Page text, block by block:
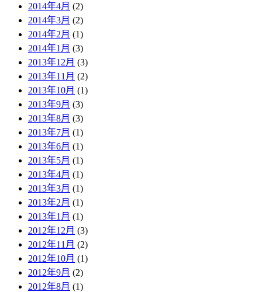
2014年4月 (2)
2014年3月 (2)
2014年2月 (1)
2014年1月 (3)
2013年12月 (3)
2013年11月 (2)
2013年10月 (1)
2013年9月 (3)
2013年8月 (3)
2013年7月 (1)
2013年6月 (1)
2013年5月 (1)
2013年4月 (1)
2013年3月 (1)
2013年2月 (1)
2013年1月 (1)
2012年12月 (3)
2012年11月 (2)
2012年10月 (1)
2012年9月 (2)
2012年8月 (1)